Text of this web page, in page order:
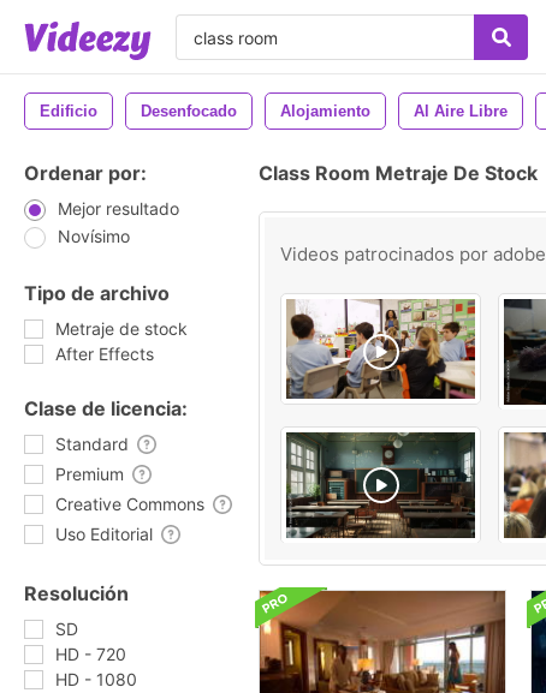
Edificio Desenfocado Alojamiento Al Aire Libre
Ordenar por:
Mejor resultado
Novísimo
Tipo de archivo
Metraje de stock
After Effects
Clase de licencia:
Standard
Premium
Creative Commons
Uso Editorial
Resolución
SD
HD - 720
HD - 1080
Class Room Metraje De Stock
Videos patrocinados por adobe